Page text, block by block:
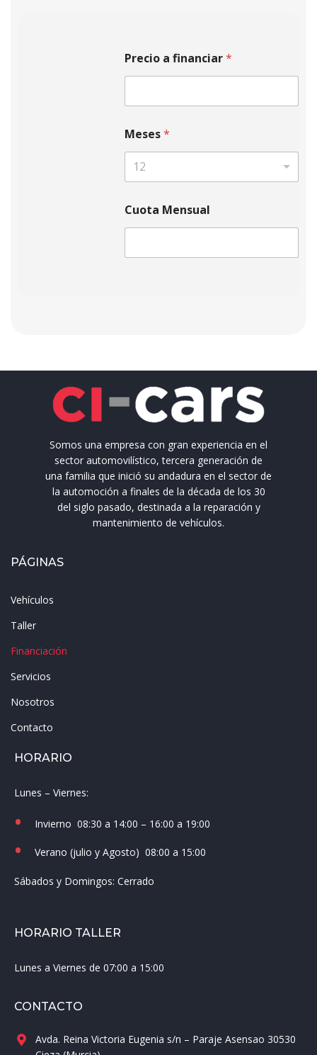
Precio a financiar*
Meses*
12
Cuota Mensual
Somos una empresa con gran experiencia en el
sector automovilístico, tercera generación de
una familia que inició su andadura en el sector de
la automoción a finales de la década de los 30
del siglo pasado, destinada a la reparación y
mantenimiento de vehículos.
PÁGINAS
Vehículos
Taller
Financiación
Servicios
Nosotros
Contacto
HORARIO
Lunes – Viernes:
Invierno 08:30 a 14:00 – 16:00 a 19:00
Verano (julio y Agosto) 08:00 a 15:00
Sábados y Domingos: Cerrado
HORARIO TALLER
Lunes a Viernes de 07:00 a 15:00
CONTACTO
Avda. Reina Victoria Eugenia s/n – Paraje Asensao 30530